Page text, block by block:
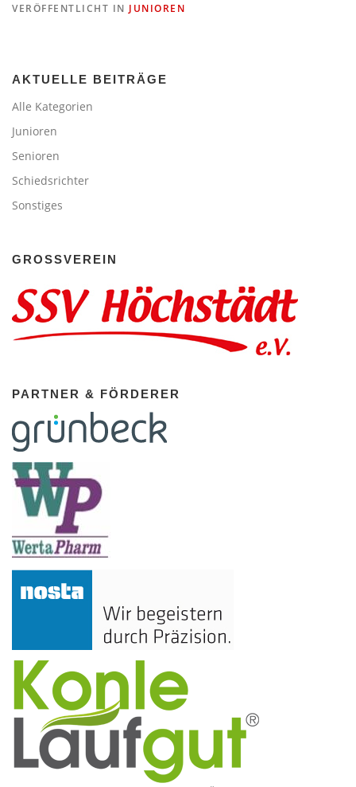
VERÖFFENTLICHT IN JUNIOREN
AKTUELLE BEITRÄGE
Alle Kategorien
Junioren
Senioren
Schiedsrichter
Sonstiges
GROSSVEREIN
PARTNER & FÖRDERER